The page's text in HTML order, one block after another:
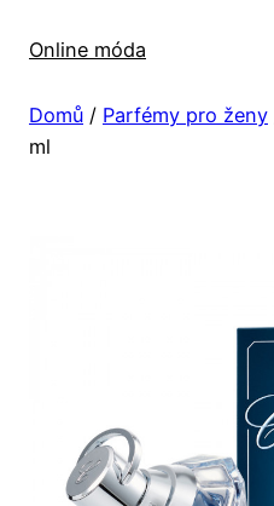
Online móda
Domů / Parfémy pro ženy
ml